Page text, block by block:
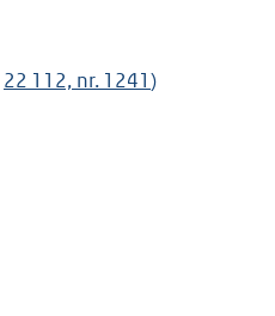
22 112, nr. 1241)